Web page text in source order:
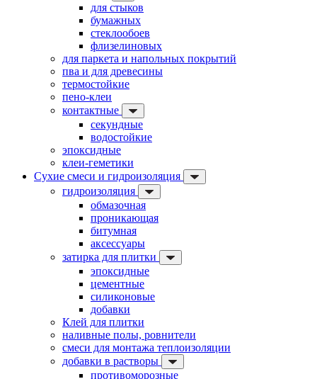
для стыков
бумажных
стеклообоев
флизелиновых
для паркета и напольных покрытий
пва и для древесины
термостойкие
пено-клеи
контактные
секундные
водостойкие
эпоксидные
клеи-геметики
Сухие смеси и гидроизоляция
гидроизоляция
обмазочная
проникающая
битумная
аксессуары
затирка для плитки
эпоксидные
цементные
силиконовые
добавки
Клей для плитки
наливные полы, ровнители
смеси для монтажа теплоизоляции
добавки в растворы
противоморозные